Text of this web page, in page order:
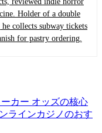
Holder of a double
collects subway tickets
for pastry ordering.
カー オッズの核心
ラインカジノのおす